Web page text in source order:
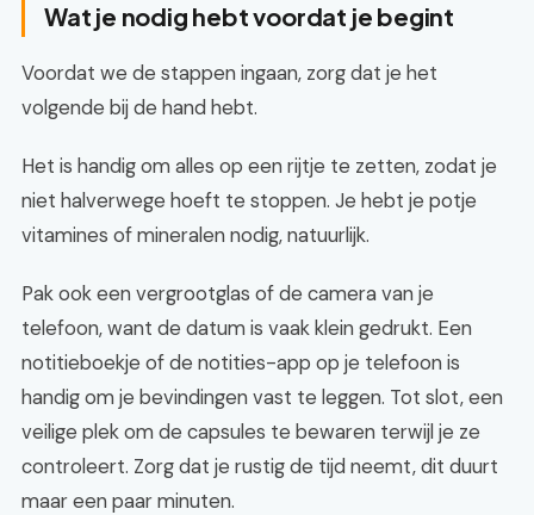
Wat je nodig hebt voordat je begint
Voordat we de stappen ingaan, zorg dat je het
volgende bij de hand hebt.
Het is handig om alles op een rijtje te zetten, zodat je
niet halverwege hoeft te stoppen. Je hebt je potje
vitamines of mineralen nodig, natuurlijk.
Pak ook een vergrootglas of de camera van je
telefoon, want de datum is vaak klein gedrukt. Een
notitieboekje of de notities-app op je telefoon is
handig om je bevindingen vast te leggen. Tot slot, een
veilige plek om de capsules te bewaren terwijl je ze
controleert. Zorg dat je rustig de tijd neemt, dit duurt
maar een paar minuten.